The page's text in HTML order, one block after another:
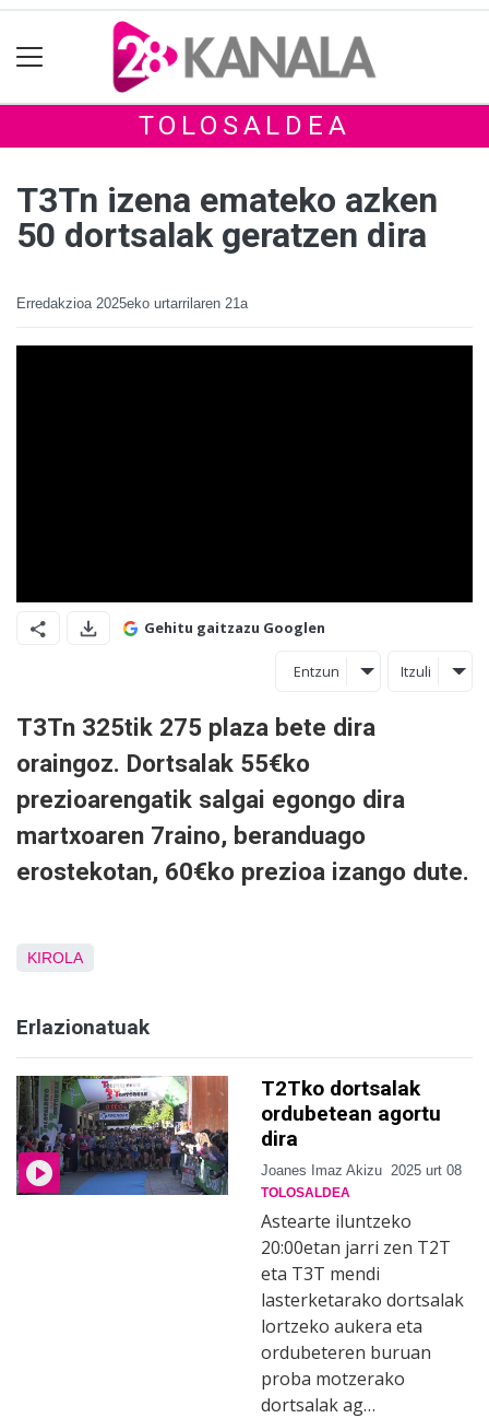
TOLOSALDEA
T3Tn izena emateko azken
50 dortsalak geratzen dira
Erredakzioa 2025eko urtarrilaren 21a
Gehitu gaitzazu Googlen
Entzun Itzuli
T3Tn 325tik 275 plaza bete dira
oraingoz. Dortsalak 55€ko
prezioarengatik salgai egongo dira
martxoaren 7raino, beranduago
erostekotan, 60€ko prezioa izango dute.
KIROLA
Erlazionatuak
T2Tko dortsalak
ordubetean agortu
dira
Joanes Imaz Akizu 2025 urt 08
TOLOSALDEA
Astearte iluntzeko
20:00etan jarri zen T2T
eta T3T mendi
lasterketarako dortsalak
lortzeko aukera eta
ordubeteren buruan
proba motzerako
dortsalak ag…